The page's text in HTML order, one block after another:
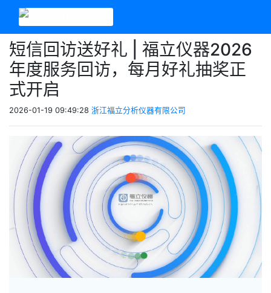
短信回访送好礼 | 福立仪器2026
年度服务回访，每月好礼抽奖正
式开启
2026-01-19 09:49:28 浙江福立分析仪器有限公司